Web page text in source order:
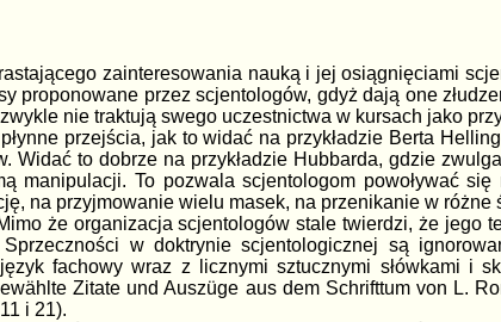
zainteresowania nauką i jej osiągnięciami
proponowane przez scjentologów, gdyż dają one
nie traktują swego uczestnictwa w kursach jako
przejścia, jak to widać na przykładzie Berta
to dobrze na przykładzie Hubbarda, gdzie
manipulacji. To pozwala scjentologom powoływać
na przyjmowanie wielu masek, na przenikanie w różne
że organizacja scjentologów stale twierdzi, że jego
w doktrynie scjentologicznej są
fachowy wraz z licznymi sztucznymi słówkami i
Zitate und Auszüge aus dem Schrifttum von L.
i 21).